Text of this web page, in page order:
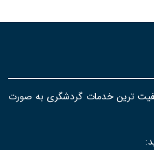
کیفیت ترین خدمات گردشگری به صورت